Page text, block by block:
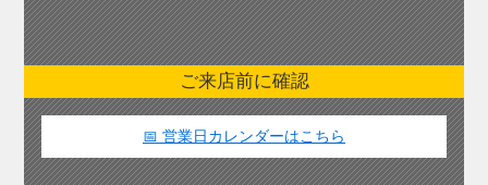
ご来店前に確認
📅 営業日カレンダーはこちら